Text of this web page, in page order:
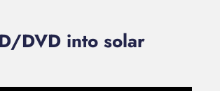
DVD into solar